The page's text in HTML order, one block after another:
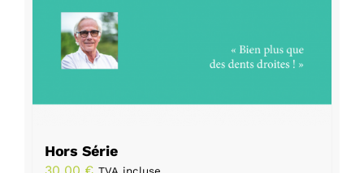
Hors Série
30,00 €